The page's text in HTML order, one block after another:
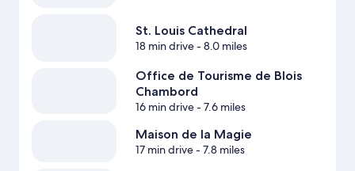
St. Louis Cathedral
18 min drive- 8.0 miles
Office de Tourisme de Blois
Chambord
16 min drive- 7.6 miles
Maison de la Magie
17 min drive- 7.8 miles